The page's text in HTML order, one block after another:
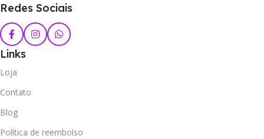
Redes Sociais
Links
Loja
Contato
Blog
Política de reembolso